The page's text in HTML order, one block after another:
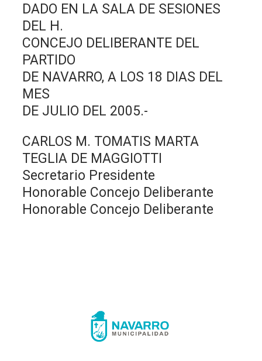
DADO EN LA SALA DE SESIONES
DEL H.
CONCEJO DELIBERANTE DEL
PARTIDO
DE NAVARRO, A LOS 18 DIAS DEL
MES
DE JULIO DEL 2005.-
CARLOS M. TOMATIS MARTA
TEGLIA DE MAGGIOTTI
Secretario Presidente
Honorable Concejo Deliberante
Honorable Concejo Deliberante